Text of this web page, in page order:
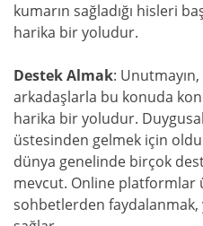
kumarın sağladığı hisleri
harika bir yoludur.
Destek Almak:
arkadaşlarla bu konuda
harika bir yoludur. Duygusal
üstesinden gelmek için
dünya genelinde birçok
mevcut. Online platformlar
sohbetlerden faydalanmak,